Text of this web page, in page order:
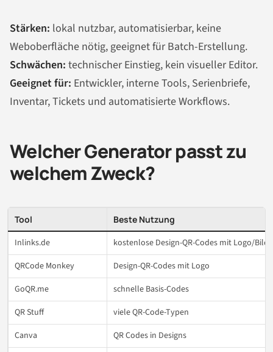
Stärken: lokal nutzbar, automatisierbar, keine
Weboberfläche nötig, geeignet für Batch-Erstellung.
Schwächen: technischer Einstieg, kein visueller Editor.
Geeignet für: Entwickler, interne Tools, Serienbriefe,
Inventar, Tickets und automatisierte Workflows.
Welcher Generator passt zu
welchem Zweck?
Tool Beste Nutzung
Inlinks.de
kostenlose Design-QR-Codes mit Logo/Bild
QRCode Monkey
Design-QR-Codes mit Logo
GoQR.me
schnelle Basis-Codes
QR Stuff
viele QR-Code-Typen
Canva
QR Codes in Designs